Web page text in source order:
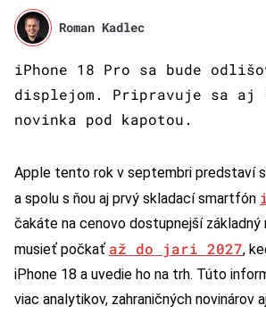
Roman Kadlec
iPhone 18 Pro sa bude
displejom. Pripravuje sa aj
novinka pod kapotou.
Apple tento rok v septembri predstaví
a spolu s ňou aj prvý skladací smartfón
čakáte na cenovo dostupnejší základný
musieť počkať až do jari 2027,
iPhone 18 a uvedie ho na trh. Túto
viac analytikov, zahraničných novinárov